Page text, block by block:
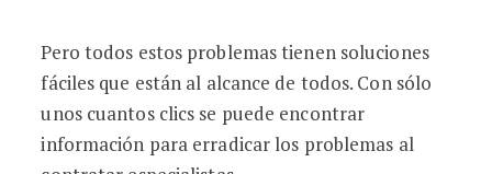
Pero todos estos problemas tienen soluciones
fáciles que están al alcance de todos. Con sólo
unos cuantos clics se puede encontrar
información para erradicar los problemas al